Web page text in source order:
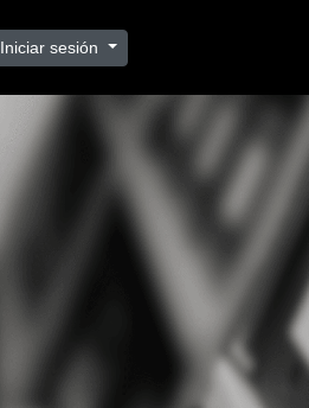
Iniciar sesión